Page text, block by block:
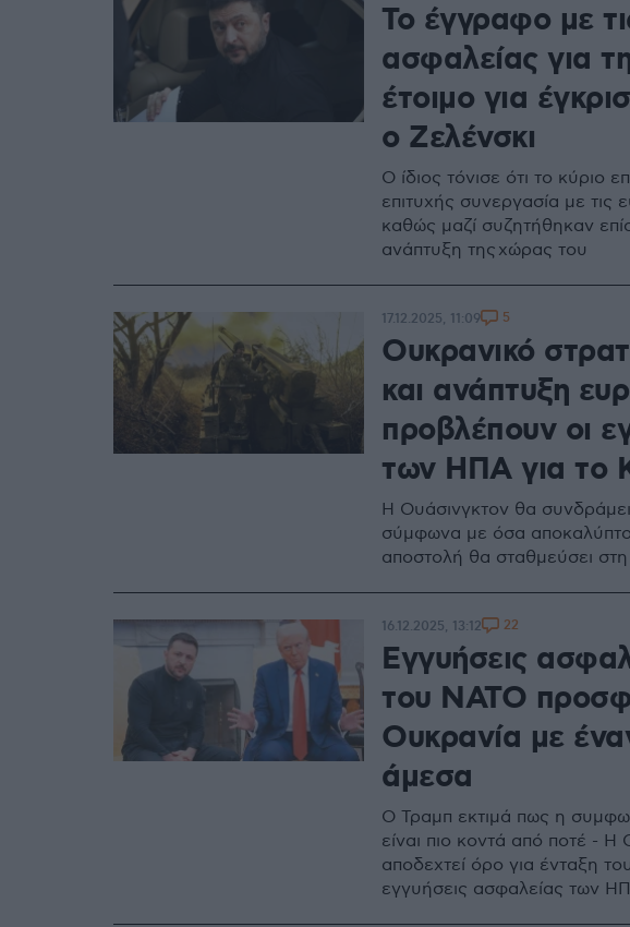
Το έγγραφο με
ασφαλείας για
έτοιμο για
ο Ζελένσκι
Ο ίδιος τόνισε ότι το κύριο
επιτυχής συνεργασία με τις
καθώς μαζί συζητήθηκαν
ανάπτυξη της χώρας του
Ουκρανικό
και ανάπτυξη
προβλέπουν οι
των ΗΠΑ για το
Η Ουάσινγκτον θα
σύμφωνα με όσα
αποστολή θα σταθμεύσει
17.12.2025, 11:09 5
Εγγυήσεις
του ΝΑΤΟ
Ουκρανία με
άμεσα
Ο Τραμπ εκτιμά πως η
είναι πιο κοντά από ποτέ -
αποδεχτεί όρο για ένταξη
εγγυήσεις ασφαλείας των
16.12.2025, 13:12 22